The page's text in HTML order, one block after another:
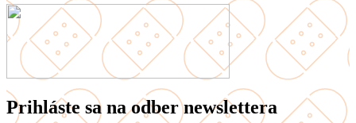
Prihláste sa na odber newslettera